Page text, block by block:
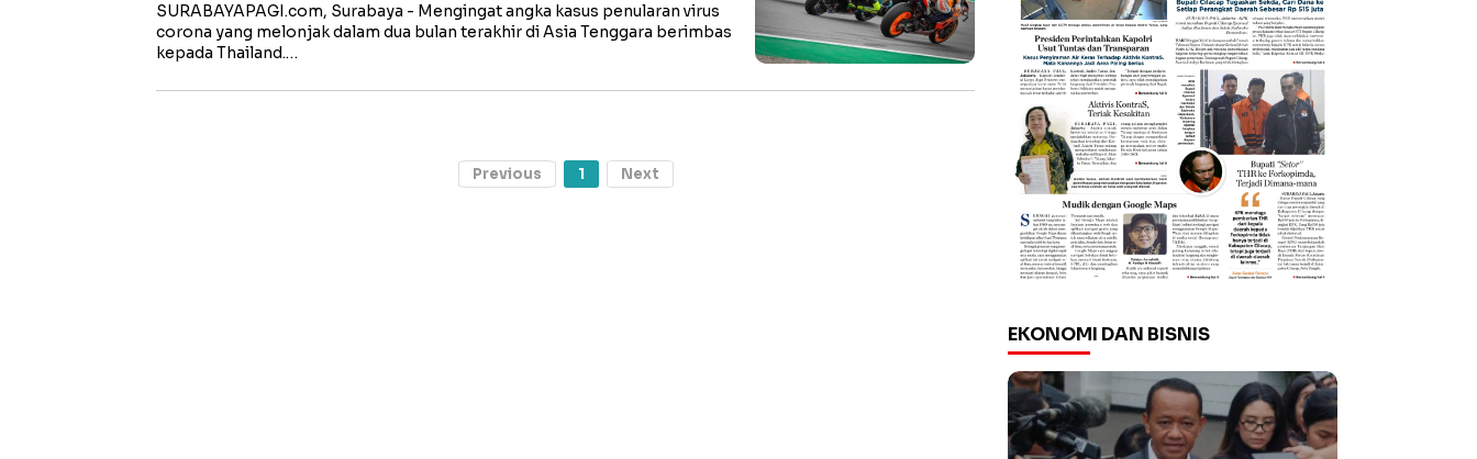
SURABAYAPAGI.com, Surabaya - Mengingat angka kasus penularan virus
corona yang melonjak dalam dua bulan terakhir di Asia Tenggara berimbas
kepada Thailand.…
Previous 1 Next
EKONOMI DAN BISNIS